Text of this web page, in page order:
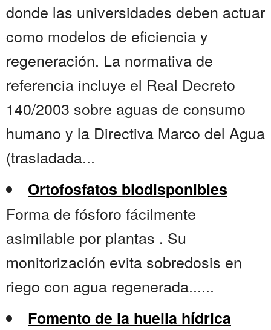
donde las universidades deben actuar
como modelos de eficiencia y
regeneración. La normativa de
referencia incluye el Real Decreto
140/2003 sobre aguas de consumo
humano y la Directiva Marco del Agua
(trasladada...
Ortofosfatos biodisponibles
Forma de fósforo fácilmente
asimilable por plantas . Su
monitorización evita sobredosis en
riego con agua regenerada......
Fomento de la huella hídrica